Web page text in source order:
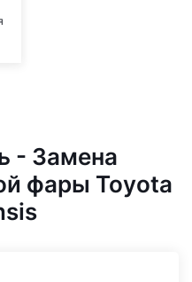
- Замена
фары Toyota